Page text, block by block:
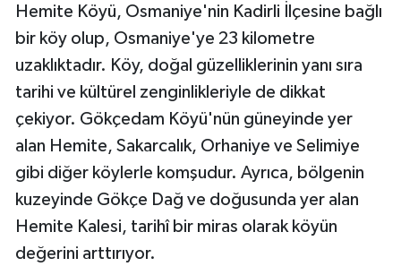
Hemite Köyü, Osmaniye'nin Kadirli İlçesine bağlı
bir köy olup, Osmaniye'ye 23 kilometre
uzaklıktadır. Köy, doğal güzelliklerinin yanı sıra
tarihi ve kültürel zenginlikleriyle de dikkat
çekiyor. Gökçedam Köyü'nün güneyinde yer
alan Hemite, Sakarcalık, Orhaniye ve Selimiye
gibi diğer köylerle komşudur. Ayrıca, bölgenin
kuzeyinde Gökçe Dağ ve doğusunda yer alan
Hemite Kalesi, tarihî bir miras olarak köyün
değerini arttırıyor.